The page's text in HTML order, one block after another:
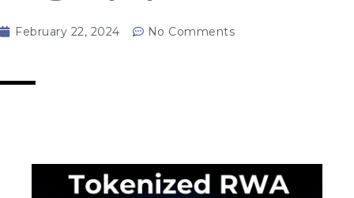
February 22, 2024 No Comments